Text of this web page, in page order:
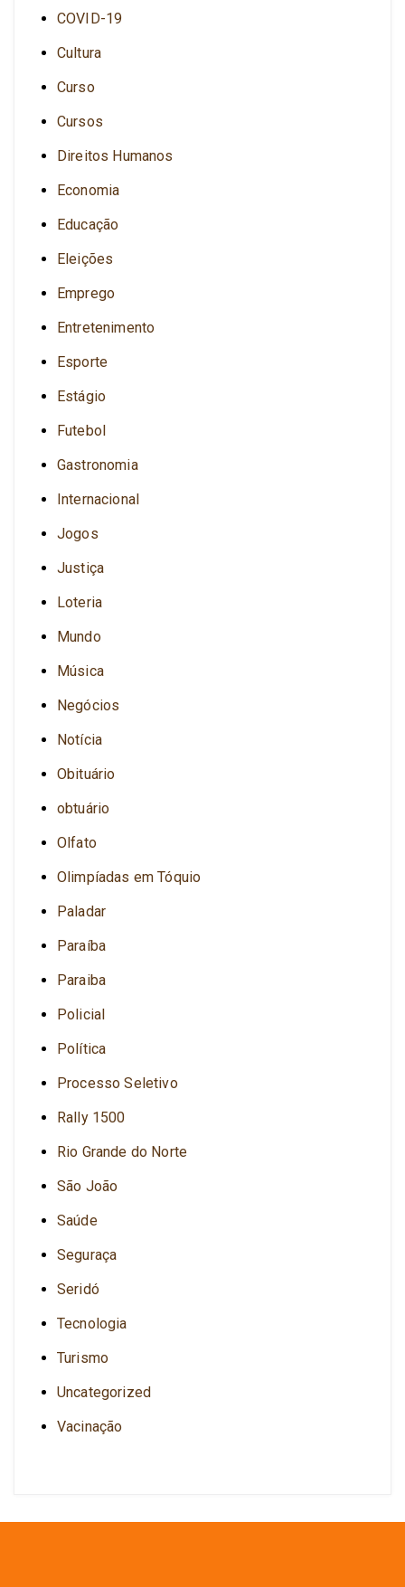
COVID-19
Cultura
Curso
Cursos
Direitos Humanos
Economia
Educação
Eleições
Emprego
Entretenimento
Esporte
Estágio
Futebol
Gastronomia
Internacional
Jogos
Justiça
Loteria
Mundo
Música
Negócios
Notícia
Obituário
obtuário
Olfato
Olimpíadas em Tóquio
Paladar
Paraíba
Paraiba
Policial
Política
Processo Seletivo
Rally 1500
Rio Grande do Norte
São João
Saúde
Seguraça
Seridó
Tecnologia
Turismo
Uncategorized
Vacinação